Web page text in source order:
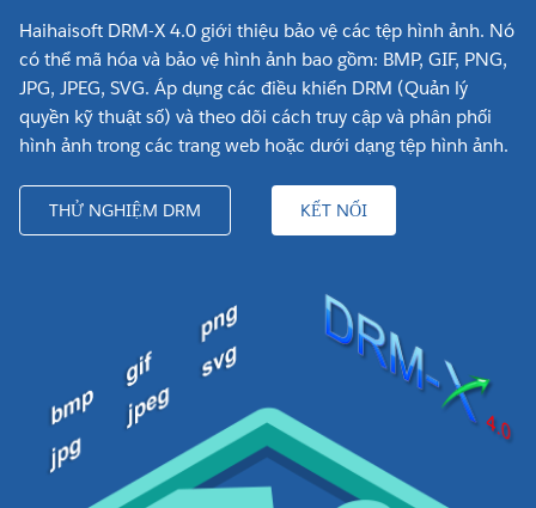
Haihaisoft DRM-X 4.0 giới thiệu bảo vệ các tệp hình ảnh. Nó
có thể mã hóa và bảo vệ hình ảnh bao gồm: BMP, GIF, PNG,
JPG, JPEG, SVG. Áp dụng các điều khiển DRM (Quản lý
quyền kỹ thuật số) và theo dõi cách truy cập và phân phối
hình ảnh trong các trang web hoặc dưới dạng tệp hình ảnh.
THỬ NGHIỆM DRM KẾT NỐI